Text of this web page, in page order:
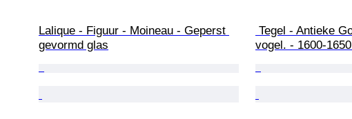
Lalique - Figuur - Moineau - Geperst
gevormd glas
vogel. - 1600-1650